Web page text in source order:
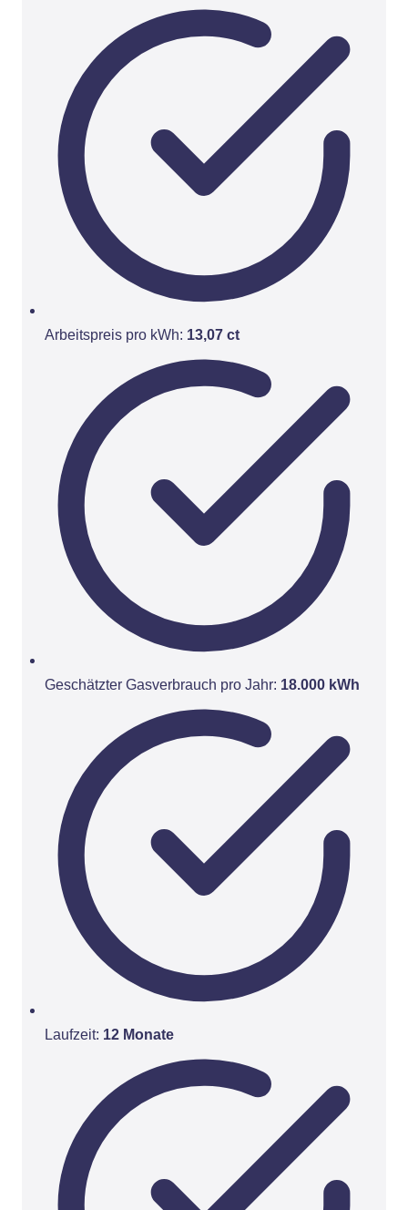
Arbeitspreis pro kWh: 13,07 ct
Geschätzter Gasverbrauch pro Jahr: 18.000 kWh
Laufzeit: 12 Monate